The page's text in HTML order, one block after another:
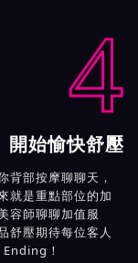
4
開始愉快舒壓
背部按摩聊聊天，
就是重點部位的加
容師聊聊加值服
舒壓期待每位客人
！